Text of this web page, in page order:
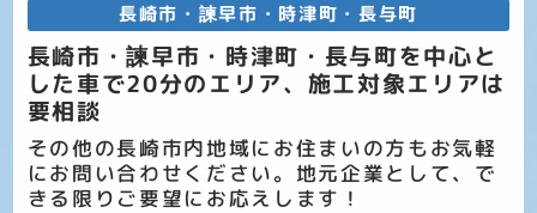
長崎市・諫早市・時津町・長与町
長崎市・諫早市・時津町・長与町を中心と
した車で20分のエリア、施工対象エリアは
要相談
その他の長崎市内地域にお住まいの方もお気軽
にお問い合わせください。地元企業として、で
きる限りご要望にお応えします！